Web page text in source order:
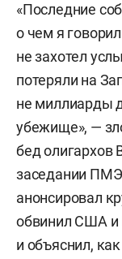
«Последние
о чем я
не захотел
потеряли на
не миллиарды
убежище», —
бед олигархов
заседании
анонсировал
обвинил США и
и объяснил,